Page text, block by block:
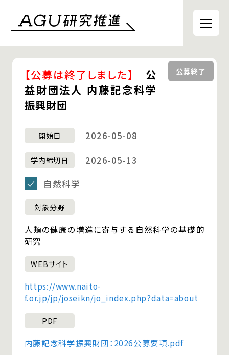
【公募は終了しました】 公
益財団法人 内藤記念科学
振興財団
開始日 2026-05-08
学内締切日
2026-05-13
自然科学
対象分野
人類の健康の増進に寄与する自然科学の基礎的
研究
WEBサイト
https://www.naito-
f.or.jp/jp/joseikn/jo_index.php?data=about
PDF
内藤記念科学振興財団：2026公募要項.pdf